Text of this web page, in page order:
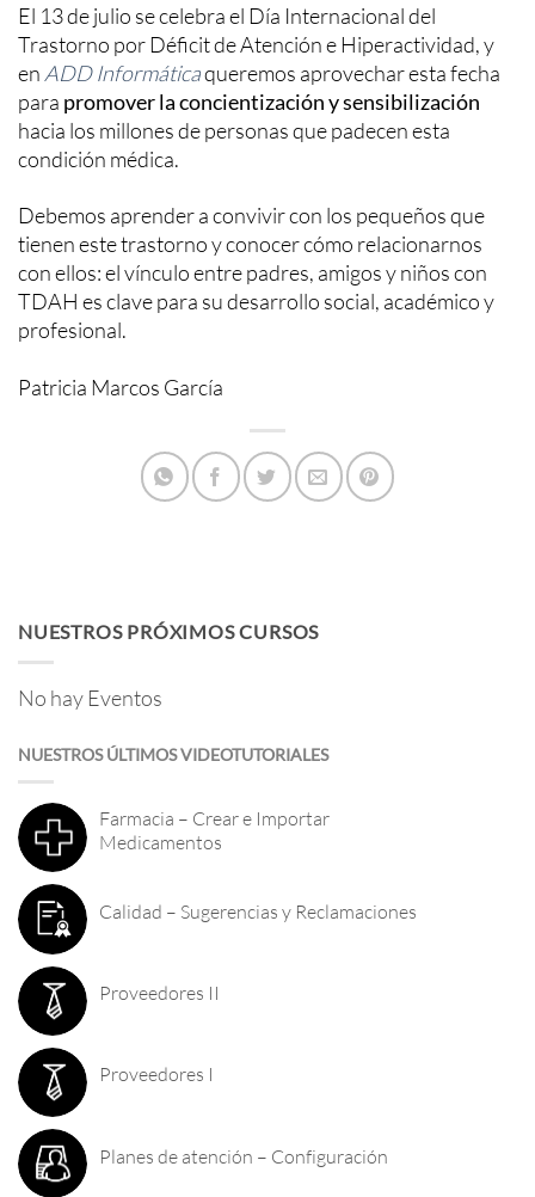
El 13 de julio se celebra el Día Internacional del
Trastorno por Déficit de Atención e Hiperactividad, y
en ADD Informáticaqueremos aprovechar esta fecha
para promover la concientización y sensibilización
hacia los millones de personas que padecen esta
condición médica.
Debemos aprender a convivir con los pequeños que
tienen este trastorno y conocer cómo relacionarnos
con ellos: el vínculo entre padres, amigos y niños con
TDAH es clave para su desarrollo social, académico y
profesional.
Patricia Marcos García
NUESTROS PRÓXIMOS CURSOS
No hay Eventos
NUESTROS ÚLTIMOS VIDEOTUTORIALES
Farmacia – Crear e Importar
Medicamentos
Calidad – Sugerencias y Reclamaciones
Proveedores II
Proveedores I
Planes de atención – Configuración